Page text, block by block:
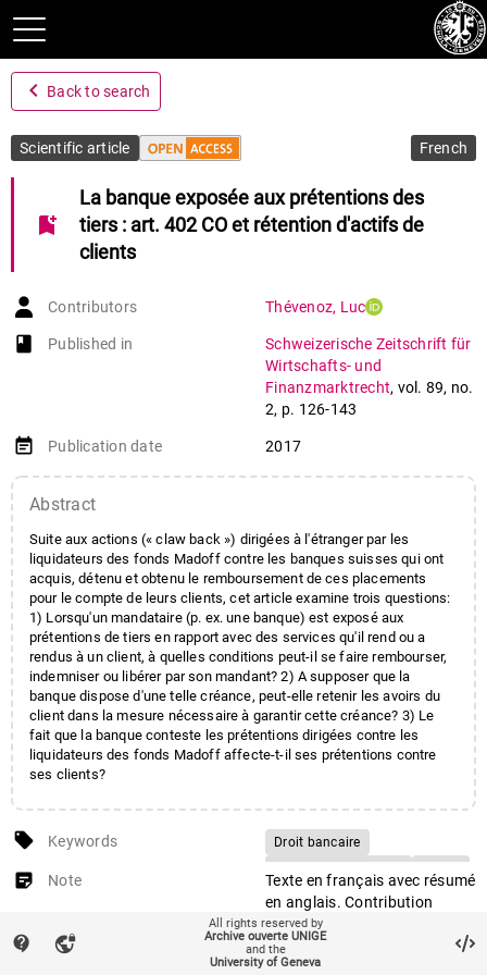
navigate_before Back to search
Scientific article French
bookmark_add
La banque exposée aux prétentions des
tiers : art. 402 CO et rétention d'actifs de
clients
Contributors Thévenoz, Luc
book-open
Published in
Schweizerische Zeitschrift für
Wirtschafts- und
Finanzmarktrecht, vol. 89, no.
2, p. 126-143
event_note Publication date 2017
Abstract
Suite aux actions (« claw back ») dirigées à l'étranger par les
liquidateurs des fonds Madoff contre les banques suisses qui ont
acquis, détenu et obtenu le remboursement de ces placements
pour le compte de leurs clients, cet article examine trois questions:
1) Lorsqu'un mandataire (p. ex. une banque) est exposé aux
prétentions de tiers en rapport avec des services qu'il rend ou a
rendus à un client, à quelles conditions peut-il se faire rembourser,
indemniser ou libérer par son mandant? 2) A supposer que la
banque dispose d'une telle créance, peut-elle retenir les avoirs du
client dans la mesure nécessaire à garantir cette créance? 3) Le
fait que la banque conteste les prétentions dirigées contre les
liquidateurs des fonds Madoff affecte-t-il ses prétentions contre
ses clients?
local_offer Keywords
Droit bancaire
Banque
Client
Prétentions de tiers
Indemnisation du dommage
sticky_note_2 Note
Texte en français avec résumé
en anglais. Contribution
présentée lors de la Journée
2016 de droit bancaire et
financier, organisée par le
contact_support vpn_lock
All rights reserved by
Archive ouverte UNIGE
and the
University of Geneva